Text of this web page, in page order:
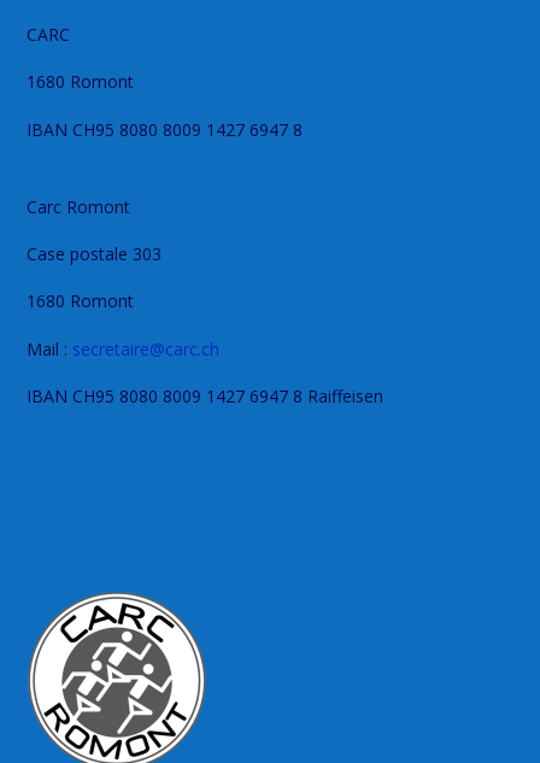
CARC
1680 Romont
IBAN CH95 8080 8009 1427 6947 8
Carc Romont
Case postale 303
1680 Romont
Mail : secretaire@carc.ch
IBAN CH95 8080 8009 1427 6947 8 Raiffeisen